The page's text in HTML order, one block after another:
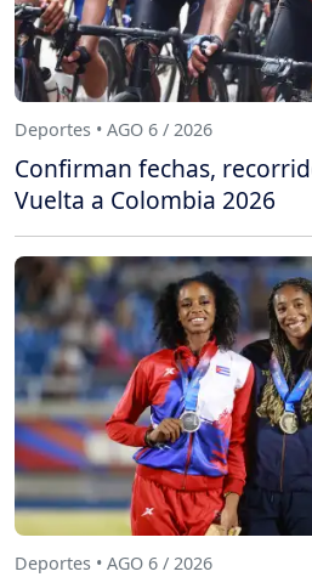
Deportes • AGO 6 / 2026
Confirman fechas,
Vuelta a Colombia 2026
Deportes • AGO 6 / 2026